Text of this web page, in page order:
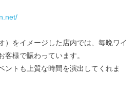
）をイメージした店内では、毎晩ワイ
客様で賑わっています。
ントも上質な時間を演出してくれま